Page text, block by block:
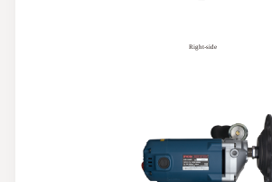
Right-side